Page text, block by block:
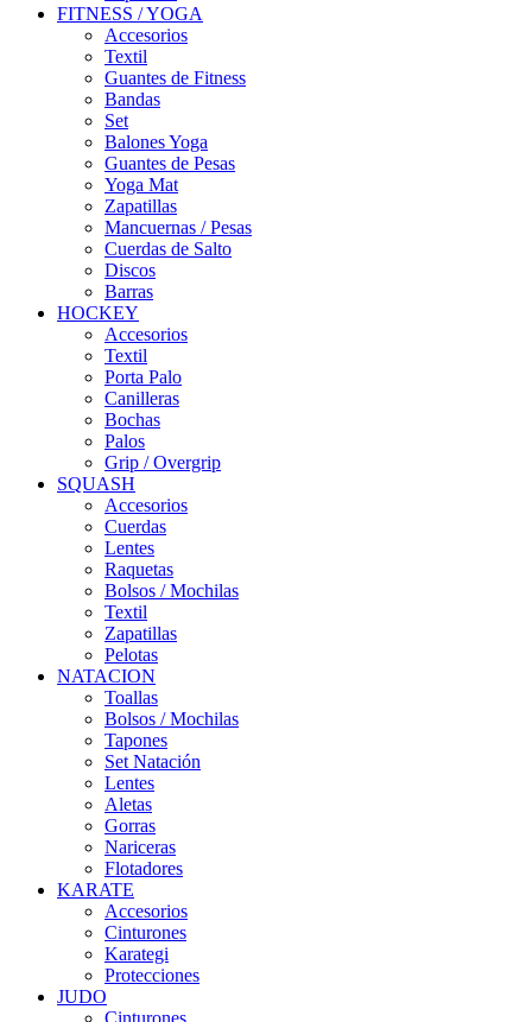
FITNESS / YOGA
Accesorios
Textil
Guantes de Fitness
Bandas
Set
Balones Yoga
Guantes de Pesas
Yoga Mat
Zapatillas
Mancuernas / Pesas
Cuerdas de Salto
Discos
Barras
HOCKEY
Accesorios
Textil
Porta Palo
Canilleras
Bochas
Palos
Grip / Overgrip
SQUASH
Accesorios
Cuerdas
Lentes
Raquetas
Bolsos / Mochilas
Textil
Zapatillas
Pelotas
NATACION
Toallas
Bolsos / Mochilas
Tapones
Set Natación
Lentes
Aletas
Gorras
Nariceras
Flotadores
KARATE
Accesorios
Cinturones
Karategi
Protecciones
JUDO